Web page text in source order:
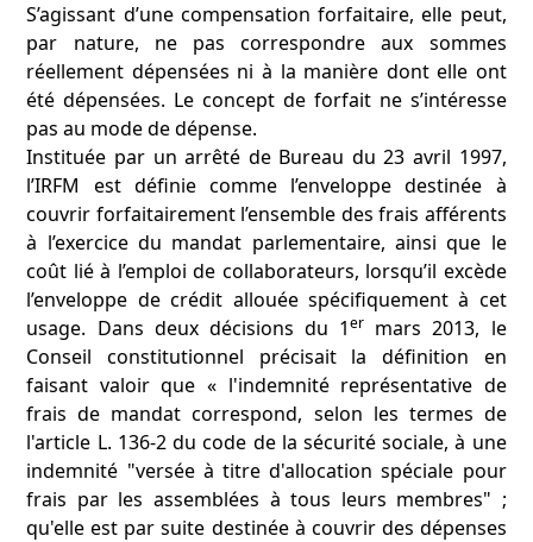
S’agissant d’une compensation forfaitaire, elle peut,
par nature, ne pas correspondre aux sommes
réellement dépensées ni à la manière dont elle ont
été dépensées. Le concept de forfait ne s’intéresse
pas au mode de dépense.
Instituée par un arrêté de Bureau du 23 avril 1997,
l’IRFM est définie comme l’enveloppe destinée à
couvrir forfaitairement l’ensemble des frais afférents
à l’exercice du mandat parlementaire, ainsi que le
coût lié à l’emploi de collaborateurs, lorsqu’il excède
l’enveloppe de crédit allouée spécifiquement à cet
usage. Dans deux décisions du 1er mars 2013, le
Conseil constitutionnel précisait la définition en
faisant valoir que « l'indemnité représentative de
frais de mandat correspond, selon les termes de
l'article L. 136-2 du code de la sécurité sociale, à une
indemnité "versée à titre d'allocation spéciale pour
frais par les assemblées à tous leurs membres" ;
qu'elle est par suite destinée à couvrir des dépenses